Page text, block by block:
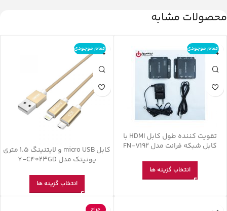
محصولات مشابه
اتمام موجودی
تقویت کننده طول کابل HDMI با
کابل شبکه فرانت مدل FN-V192
انتخاب گزینه ها
اتمام موجودی
کابل micro USB و لایتنینگ 1.5 متری
یونیتک مدل Y-C4023GD
انتخاب گزینه ها